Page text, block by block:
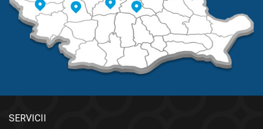
SERVICII